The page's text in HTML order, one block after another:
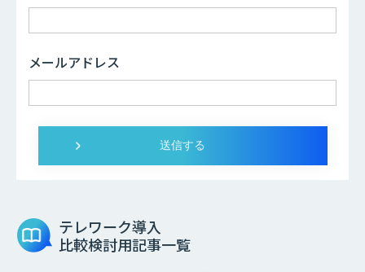
メールアドレス
テレワーク導入
比較検討用記事一覧